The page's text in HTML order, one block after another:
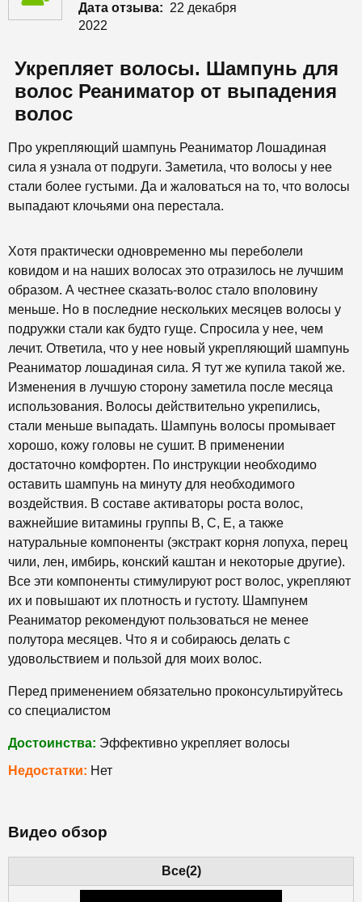
Дата отзыва: 22 декабря
2022
Укрепляет волосы. Шампунь для
волос Реаниматор от выпадения
волос
Про укрепляющий шампунь Реаниматор Лошадиная
сила я узнала от подруги. Заметила, что волосы у нее
стали более густыми. Да и жаловаться на то, что волосы
выпадают клочьями она перестала.
Хотя практически одновременно мы переболели
ковидом и на наших волосах это отразилось не лучшим
образом. А честнее сказать-волос стало вполовину
меньше. Но в последние нескольких месяцев волосы у
подружки стали как будто гуще. Спросила у нее, чем
лечит. Ответила, что у нее новый укрепляющий шампунь
Реаниматор лошадиная сила. Я тут же купила такой же.
Изменения в лучшую сторону заметила после месяца
использования. Волосы действительно укрепились,
стали меньше выпадать. Шампунь волосы промывает
хорошо, кожу головы не сушит. В применении
достаточно комфортен. По инструкции необходимо
оставить шампунь на минуту для необходимого
воздействия. В составе активаторы роста волос,
важнейшие витамины группы В, С, Е, а также
натуральные компоненты (экстракт корня лопуха, перец
чили, лен, имбирь, конский каштан и некоторые другие).
Все эти компоненты стимулируют рост волос, укрепляют
их и повышают их плотность и густоту. Шампунем
Реаниматор рекомендуют пользоваться не менее
полутора месяцев. Что я и собираюсь делать с
удовольствием и пользой для моих волос.
Перед применением обязательно проконсультируйтесь
со специалистом
Достоинства: Эффективно укрепляет волосы
Недостатки: Нет
Видео обзор
Все(2)